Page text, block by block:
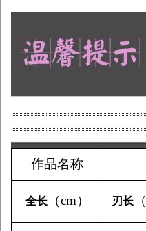
作品名称
全长（cm） 刃长（